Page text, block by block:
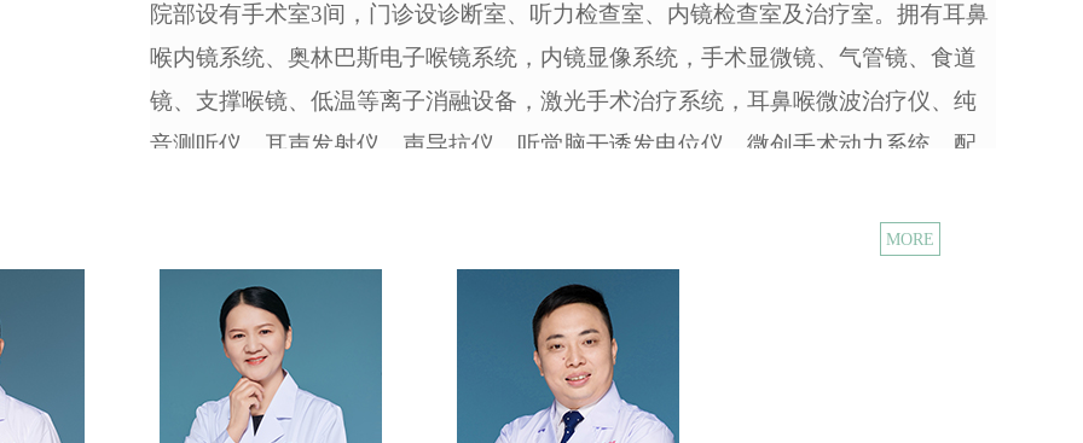
院部设有手术室3间，门诊设诊断室、听力检查室、内镜检查室及治疗室。拥有耳鼻
喉内镜系统、奥林巴斯电子喉镜系统，内镜显像系统，手术显微镜、气管镜、食道
镜、支撑喉镜、低温等离子消融设备，激光手术治疗系统，耳鼻喉微波治疗仪、纯
音测听仪、耳声发射仪，声导抗仪、听觉脑干诱发电位仪、微创手术动力系统、配
科室不仅是省市疑难、危重病人的诊疗中心，而且还是高级医学人才培养的基
地和研究型的科室，是国家级住院医师规范化培训基地。科室在教学上作了大量的
改革和投入，建立和完善了各项管理制度和教学评估制度。在老一辈医疗专家开创
的以耳科学为特色，鼻科、咽喉科及头颈外科全面发展的基础上，新一代中青年医
MORE